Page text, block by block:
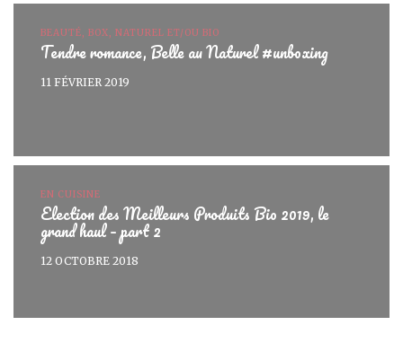
BEAUTÉ, BOX, NATUREL ET/OU BIO
Tendre romance, Belle au Naturel #unboxing
11 FÉVRIER 2019
EN CUISINE
Election des Meilleurs Produits Bio 2019, le
grand haul – part 2
12 OCTOBRE 2018